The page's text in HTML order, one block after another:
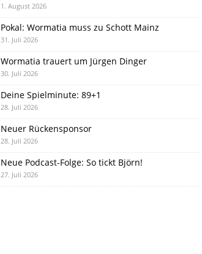
1. August 2026
Pokal: Wormatia muss zu Schott Mainz
31. Juli 2026
Wormatia trauert um Jürgen Dinger
30. Juli 2026
Deine Spielminute: 89+1
28. Juli 2026
Neuer Rückensponsor
28. Juli 2026
Neue Podcast-Folge: So tickt Björn!
27. Juli 2026